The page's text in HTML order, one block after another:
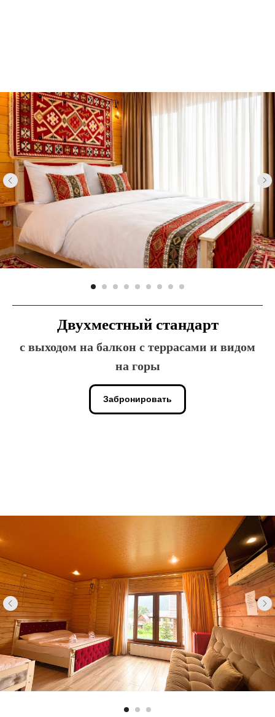
Двухместный стандарт
с выходом на балкон с террасами и видом
на горы
Забронировать